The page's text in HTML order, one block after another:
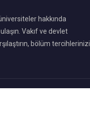
hakkında
Vakıf ve devlet
bölüm tercihlerinizi